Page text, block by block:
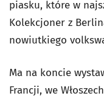
piasku, które w
Kolekcjoner z
nowiutkiego
Ma na koncie
Francji, we